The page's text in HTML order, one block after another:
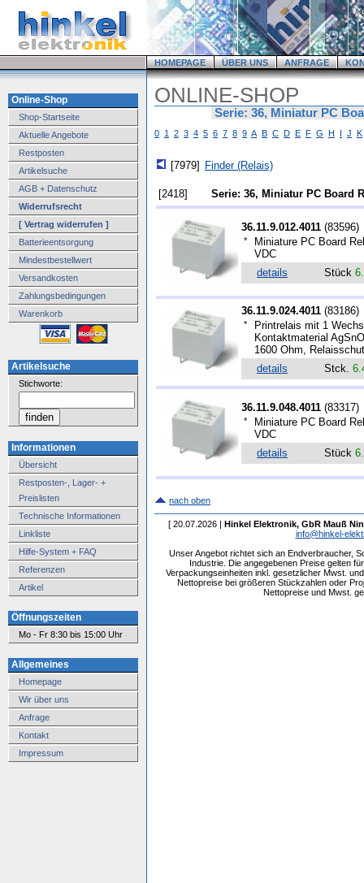
HOMEPAGE ÜBER UNS ANFRAGE
Online-Shop
Shop-Startseite
Aktuelle Angebote
Restposten
Artikelsuche
AGB + Datenschutz
Widerrufsrecht
[ Vertrag widerrufen ]
Batterieentsorgung
Mindestbestellwert
Versandkosten
Zahlungsbedingungen
Warenkorb
Artikelsuche
Stichworte:
Informationen
Übersicht
Restposten-, Lager- +
Preislisten
Technische Informationen
Linkliste
Hilfe-System + FAQ
Referenzen
Artikel
Öffnungszeiten
Mo - Fr 8:30 bis 15:00 Uhr
Allgemeines
Homepage
Wir über uns
Anfrage
Kontakt
Impressum
ONLINE-SHOP
Serie: 36, Miniatur PC
0 1 2 3 4 5 6 7 8 9 A B C D E F G H I J K
[7979] Finder (Relais)
[2418] Serie: 36, Miniatur PC Board
36.11.9.012.4011 (83596)
*
Miniature PC Board
VDC
details
Stück
36.11.9.024.4011 (83186)
*
Printrelais mit 1
Kontaktmaterial
1600 Ohm,
details
Stck.
36.11.9.048.4011 (83317)
*
Miniature PC Board
VDC
details
Stück
nach oben
[ 20.07.2026 | Hinkel Elektronik, GbR Mauß
info@hinkel-
Unser Angebot richtet sich an Endverbraucher,
Industrie. Die angegebenen Preise gelten
Verpackungseinheiten inkl. gesetzlicher Mwst.
Nettopreise bei größeren Stückzahlen oder
Nettopreise und Mwst.